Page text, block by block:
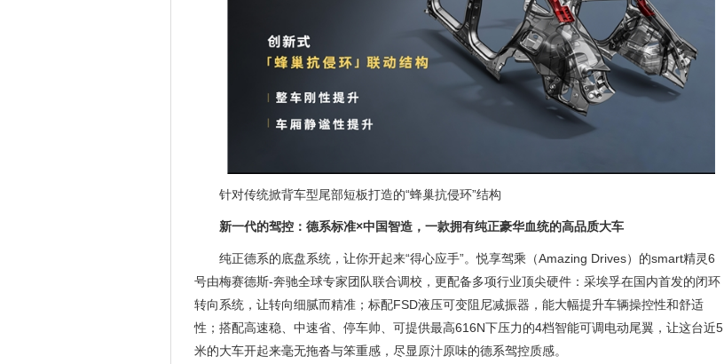
针对传统掀背车型尾部短板打造的“蜂巢抗侵环”结构
新一代的驾控：德系标准×中国智造，一款拥有纯正豪华血统的高品质大车
纯正德系的底盘系统，让你开起来“得心应手”。悦享驾乘（Amazing Drives）的smart精灵6
号由梅赛德斯-奔驰全球专家团队联合调校，更配备多项行业顶尖硬件：采埃孚在国内首发的闭环
转向系统，让转向细腻而精准；标配FSD液压可变阻尼减振器，能大幅提升车辆操控性和舒适
性；搭配高速稳、中速省、停车帅、可提供最高616N下压力的4档智能可调电动尾翼，让这台近5
米的大车开起来毫无拖沓与笨重感，尽显原汁原味的德系驾控质感。